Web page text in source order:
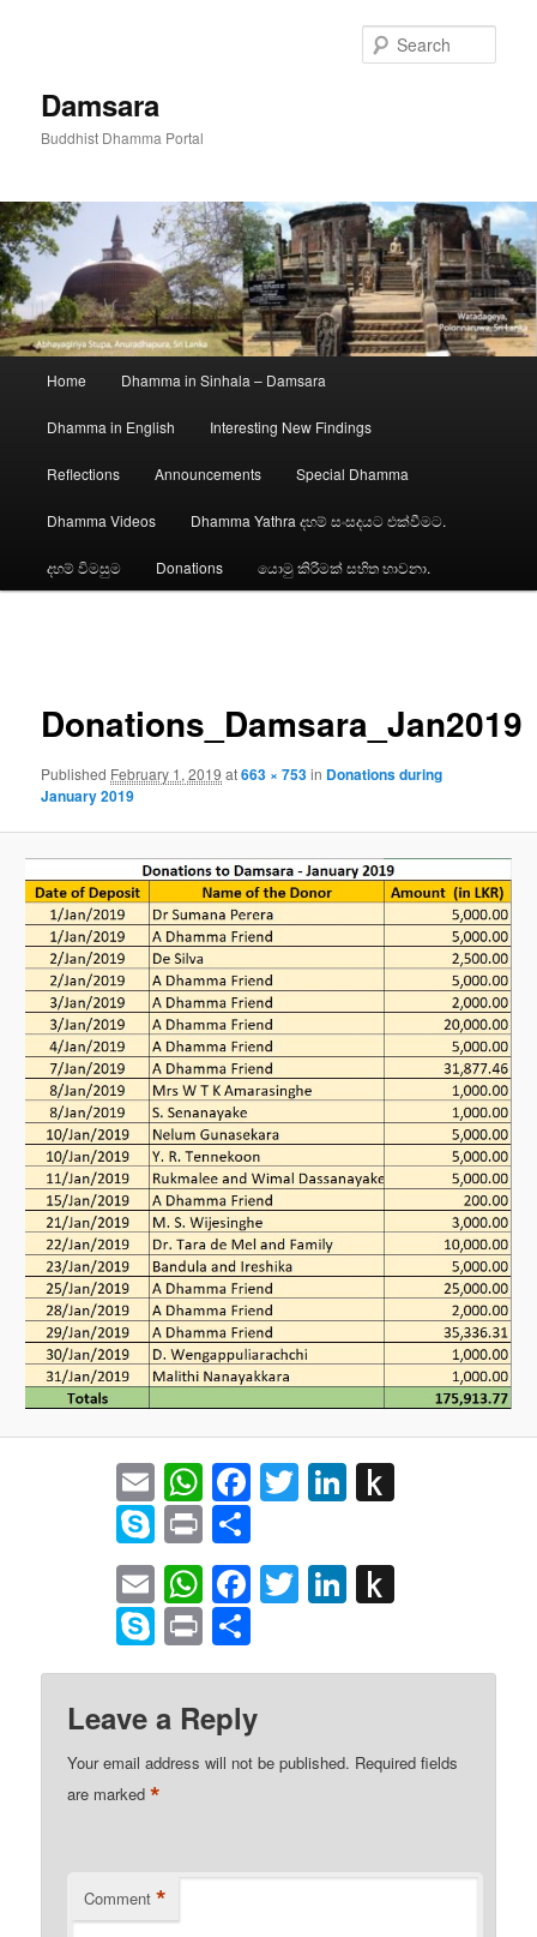
Damsara
Buddhist Dhamma Portal
Home Dhamma in Sinhala – Damsara
Dhamma in English Interesting New Findings
Reflections Announcements Special Dhamma
Dhamma Videos Dhamma Yathra දහම් සංසදයට එක්වීමට.
දහම් විමසුම Donations යොමු කිරීමක් සහිත භාවනා.
Donations_Damsara_Jan2019
Published February 1, 2019 at663 × 753in Donations during
January 2019
EmailWhatsApp
Facebook
TwitterLinkedIn
Skype
Print
EmailWhatsApp
Facebook
TwitterLinkedIn
Kindle
Skype
Print
Leave a Reply
Your email address will not be published. Required fields
are marked*
Comment *